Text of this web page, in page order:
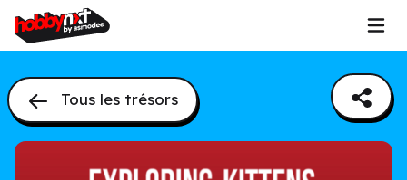
Tous les trésors